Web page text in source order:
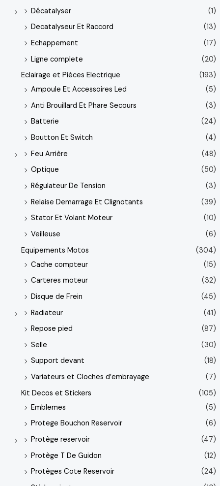
Décatalyser
(1)
Decatalyseur Et Raccord
(13)
Echappement
(17)
Ligne complete
(20)
Eclairage et Pièces Electrique
(193)
Ampoule Et Accessoires Led
(5)
Anti Brouillard Et Phare Secours
(3)
Batterie
(24)
Boutton Et Switch
(4)
Feu Arrière
(48)
Optique
(50)
Régulateur De Tension
(3)
Relaise Demarrage Et Clignotants
(39)
Stator Et Volant Moteur
(10)
Veilleuse
(6)
Equipements Motos
(304)
Cache compteur
(15)
Carteres moteur
(32)
Disque de Frein
(45)
Radiateur
(41)
Repose pied
(87)
Selle
(30)
Support devant
(18)
Variateurs et Cloches d’embrayage
(7)
Kit Decos et Stickers
(105)
Emblemes
(5)
Protege Bouchon Reservoir
(6)
Protège reservoir
(47)
Protège T De Guidon
(12)
Protèges Cote Reservoir
(24)